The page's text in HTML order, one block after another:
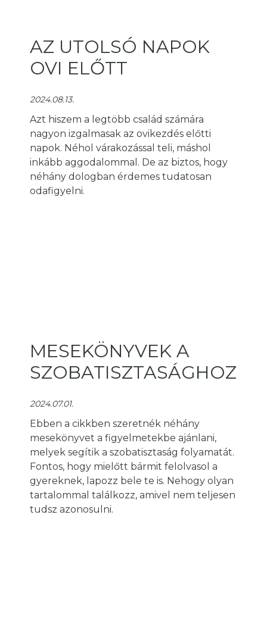
AZ UTOLSÓ NAPOK
OVI ELŐTT
2024.08.13.
Azt hiszem a legtöbb család számára
nagyon izgalmasak az ovikezdés előtti
napok. Néhol várakozással teli, máshol
inkább aggodalommal. De az biztos, hogy
néhány dologban érdemes tudatosan
odafigyelni.
MESEKÖNYVEK A
SZOBATISZTASÁGHOZ
2024.07.01.
Ebben a cikkben szeretnék néhány
mesekönyvet a figyelmetekbe ajánlani,
melyek segítik a szobatisztaság folyamatát.
Fontos, hogy mielőtt bármit felolvasol a
gyereknek, lapozz bele te is. Nehogy olyan
tartalommal találkozz, amivel nem teljesen
tudsz azonosulni.